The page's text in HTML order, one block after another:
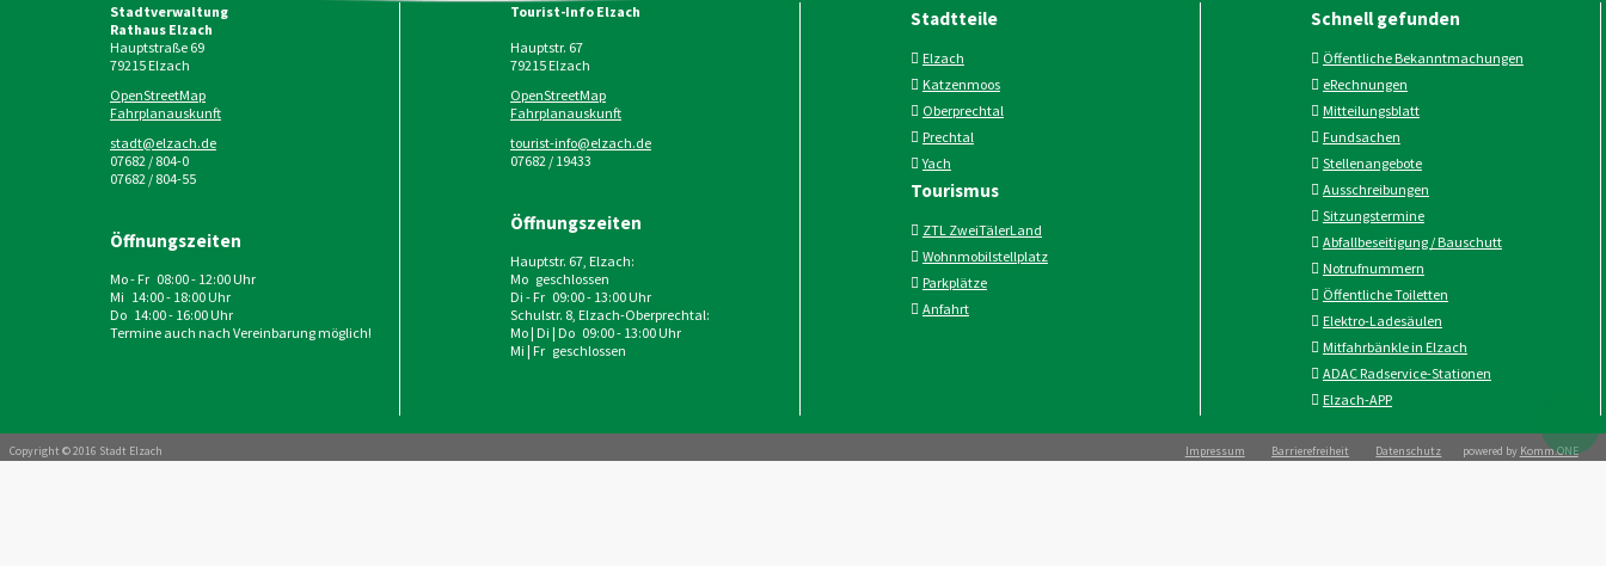
Stadtverwaltung
Rathaus Elzach
Hauptstraße 69
79215Elzach
OpenStreetMap
Fahrplanauskunft
stadt@elzach.de
07682 / 804-0
07682 / 804-55
Öffnungszeiten
Mo - Fr 08:00 - 12:00 Uhr
Mi 14:00 - 18:00 Uhr
Do 14:00 - 16:00 Uhr
Termine auch nach Vereinbarung möglich!
Tourist-Info Elzach
Hauptstr. 67
79215Elzach
OpenStreetMap
Fahrplanauskunft
tourist-info@elzach.de
07682 / 19433
Öffnungszeiten
Hauptstr. 67, Elzach:
Mo geschlossen
Di - Fr 09:00 - 13:00 Uhr
Schulstr. 8, Elzach-Oberprechtal:
Mo | Di | Do 09:00 - 13:00 Uhr
Mi | Fr geschlossen
Stadtteile
Elzach
Katzenmoos
Oberprechtal
Prechtal
Yach
Tourismus
ZTL ZweiTälerLand
Wohnmobilstellplatz
Parkplätze
Anfahrt
Schnell gefunden
Öffentliche Bekanntmachungen
eRechnungen
Mitteilungsblatt
Fundsachen
Stellenangebote
Ausschreibungen
Sitzungstermine
Abfallbeseitigung / Bauschutt
Notrufnummern
Öffentliche Toiletten
Elektro-Ladesäulen
Mitfahrbänkle in Elzach
ADAC Radservice-Stationen
Elzach-APP
Copyright © 2016 Stadt Elzach Impressum Barrierefreiheit Datenschutz powered by Komm.ONE